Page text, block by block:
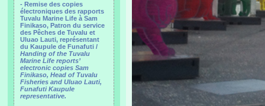
- Remise des copies
électroniques des rapports
Tuvalu Marine Life à Sam
Finikaso, Patron du service
des Pêches de Tuvalu et
Uluao Lauti, représentant
du Kaupule de Funafuti /
Handing of the Tuvalu
Marine Life reports’
electronic copies Sam
Finikaso, Head of Tuvalu
Fisheries and Uluao Lauti,
Funafuti Kaupule
representative.